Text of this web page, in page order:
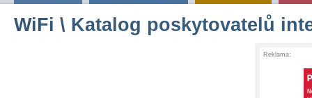
WiFi \ Katalog poskytovatelů
Reklama: